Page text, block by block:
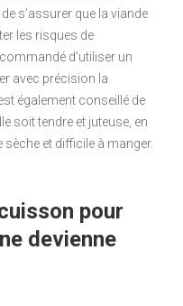
s’assurer que la viande
les risques de
d’utiliser un
avec précision la
également conseillé de
soit tendre et juteuse, en
et difficile à manger.
pour
devienne